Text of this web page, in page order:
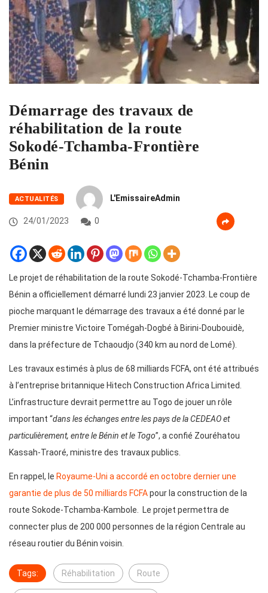
Démarrage des travaux de
réhabilitation de la route
Sokodé-Tchamba-Frontière
Bénin
ACTUALITÉS L'EmissaireAdmin
24/01/2023 0
Le projet de réhabilitation de la route Sokodé-Tchamba-Frontière
Bénin a officiellement démarré lundi 23 janvier 2023. Le coup de
pioche marquant le démarrage des travaux a été donné par le
Premier ministre Victoire Tomégah-Dogbé à Birini-Doubouidè,
dans la préfecture de Tchaoudjo (340 km au nord de Lomé).
Les travaux estimés à plus de 68 milliards FCFA, ont été attribués
à l’entreprise britannique Hitech Construction Africa Limited.
L’infrastructure devrait permettre au Togo de jouer un rôle
important “dans les échanges entre les pays de la CEDEAO et
particulièrement, entre le Bénin et le Togo”, a confié Zouréhatou
Kassah-Traoré, ministre des travaux publics.
En rappel, le Royaume-Uni a accordé en octobre dernier une
garantie de plus de 50 milliards FCFApour la construction de la
route Sokode-Tchamba-Kambole. Le projet permettra de
connecter plus de 200 000 personnes de la région Centrale au
réseau routier du Bénin voisin.
Tags: Réhabilitation Route